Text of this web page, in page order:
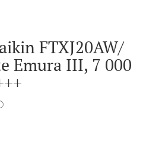
FTXJ20AW/
Emura III, 7 000